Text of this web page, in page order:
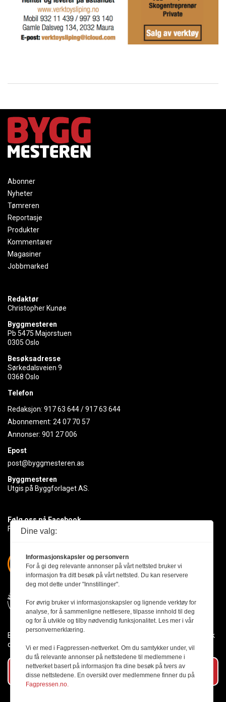
Abonner
Nyheter
Tømreren
Reportasje
Produkter
Kommentarer
Magasiner
Jobbmarked
Redaktør
Christopher Kunøe
Byggmesteren
Pb 5475 Majorstuen
0305 Oslo
Besøksadresse
Sørkedalsveien 9
0368 Oslo
Telefon
Redaksjon: 917 63 644/917 63 644
Abonnement: 24 07 70 57
Annonser: 901 27 006
Epost
post@byggmesteren.as
Byggmesteren
Utgis på Byggforlaget AS.
Følg oss på Facebook
Få med deg det siste innen byggebransjen
Byggmesteren følger Vær Varsom-plakaten og presseetikken slik
den er nedfelt i Redaktørplakaten.
Abonner på vårt nyhetsbrev
Dine valg:
Informasjonskapsler og personvern
For å gi deg relevante annonser på vårt nettsted bruker vi
informasjon fra ditt besøk på vårt nettsted. Du kan reservere
deg mot dette under "Innstillinger".
For øvrig bruker vi informasjonskapsler og lignende verktøy for
analyse, for å sammenligne nettlesere, tilpasse innhold til deg
og for å utvikle og tilby nødvendig funksjonalitet. Les mer i vår
personvernerklæring.
Vi er med i Fagpressen-nettverket. Om du samtykker under, vil
du få relevante annonser på nettstedene til medlemmene i
nettverket basert på informasjon fra dine besøk på tvers av
disse nettstedene. En oversikt over medlemmene finner du på
Fagpressen.no.